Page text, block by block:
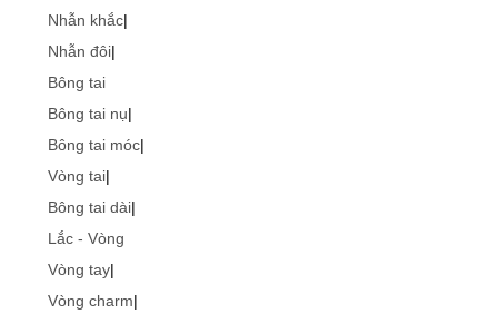
Nhẫn khắc|
Nhẫn đôi|
Bông tai
Bông tai nụ|
Bông tai móc|
Vòng tai|
Bông tai dài|
Lắc - Vòng
Vòng tay|
Vòng charm|